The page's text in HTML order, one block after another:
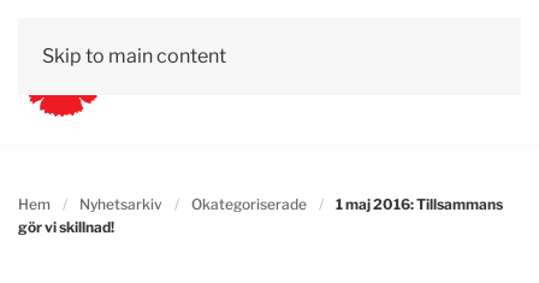
Skip to main content
Hem Nyhetsarkiv Okategoriserade
1 maj 2016: Tillsammans
gör vi skillnad!